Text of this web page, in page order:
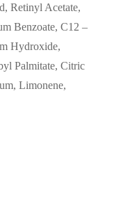
Retinyl Acetate,
Benzoate, C12 –
Hydroxide,
Palmitate, Citric
Limonene,